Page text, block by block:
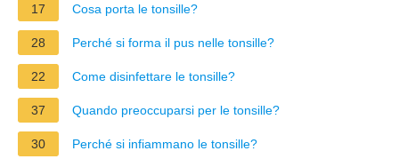
17 Cosa porta le tonsille?
28 Perché si forma il pus nelle tonsille?
22 Come disinfettare le tonsille?
37 Quando preoccuparsi per le tonsille?
30 Perché si infiammano le tonsille?